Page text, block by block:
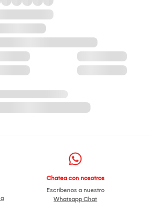
Chatea con nosotros
Escríbenos a nuestro
Whatsapp Chat